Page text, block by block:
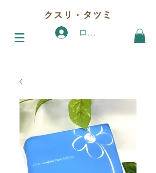
クスリ・タツミ
ログイン